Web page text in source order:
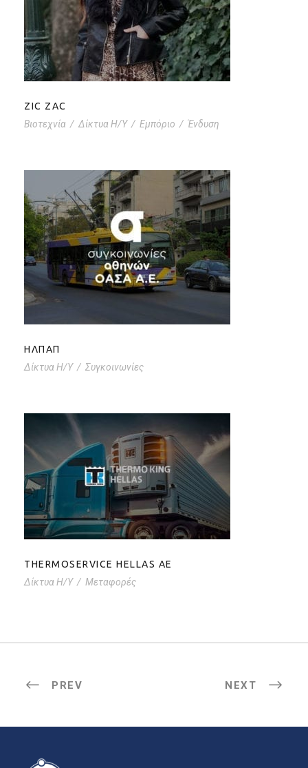
ZIC ZAC
ZIC ZAC
Βιοτεχνία / Δίκτυα Η/Υ / Εμπόριο / Ένδυση
ΗΛΠΑΠ
ΗΛΠΑΠ
Δίκτυα Η/Υ / Συγκοινωνίες
THERMOSERVICE HELLAS AE
THERMOSERVICE HELLAS AE
Δίκτυα Η/Υ / Μεταφορές
PREV NEXT